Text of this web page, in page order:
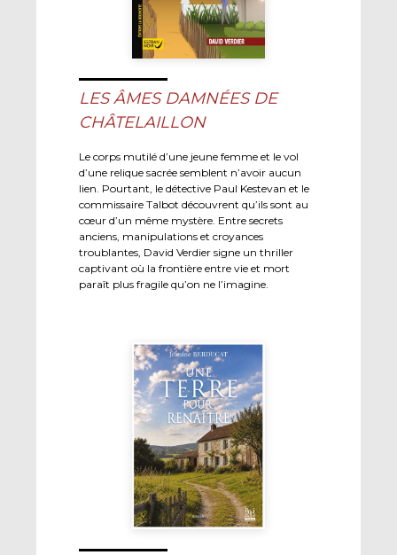
LES ÂMES DAMNÉES DE
CHÂTELAILLON
Le corps mutilé d’une jeune femme et le vol
d’une relique sacrée semblent n’avoir aucun
lien. Pourtant, le détective Paul Kestevan et le
commissaire Talbot découvrent qu’ils sont au
cœur d’un même mystère. Entre secrets
anciens, manipulations et croyances
troublantes, David Verdier signe un thriller
captivant où la frontière entre vie et mort
paraît plus fragile qu’on ne l’imagine.